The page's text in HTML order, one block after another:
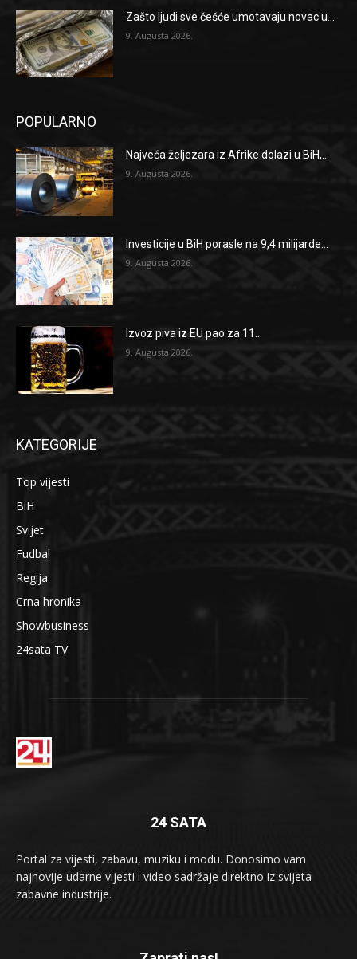
Zašto ljudi sve češće umotavaju novac u...
9. Augusta 2026.
POPULARNO
Najveća željezara iz Afrike dolazi u BiH,...
9. Augusta 2026.
Investicije u BiH porasle na 9,4 milijarde...
9. Augusta 2026.
Izvoz piva iz EU pao za 11...
9. Augusta 2026.
KATEGORIJE
Top vijesti
BiH
Svijet
Fudbal
Regija
Crna hronika
Showbusiness
24sata TV
24 SATA
Portal za vijesti, zabavu, muziku i modu. Donosimo vam
najnovije udarne vijesti i video sadržaje direktno iz svijeta
zabavne industrije.